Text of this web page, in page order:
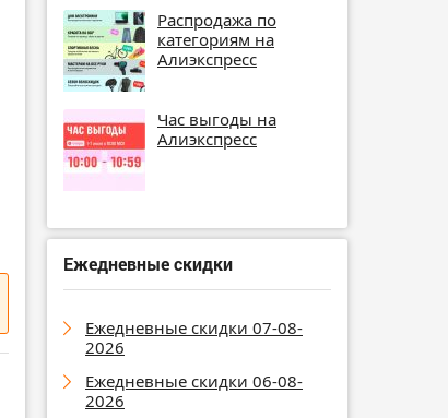
Распродажа по
категориям на
Алиэкспресс
Час выгоды на
Алиэкспресс
Ежедневные скидки
Ежедневные скидки 07-08-
2026
Ежедневные скидки 06-08-
2026